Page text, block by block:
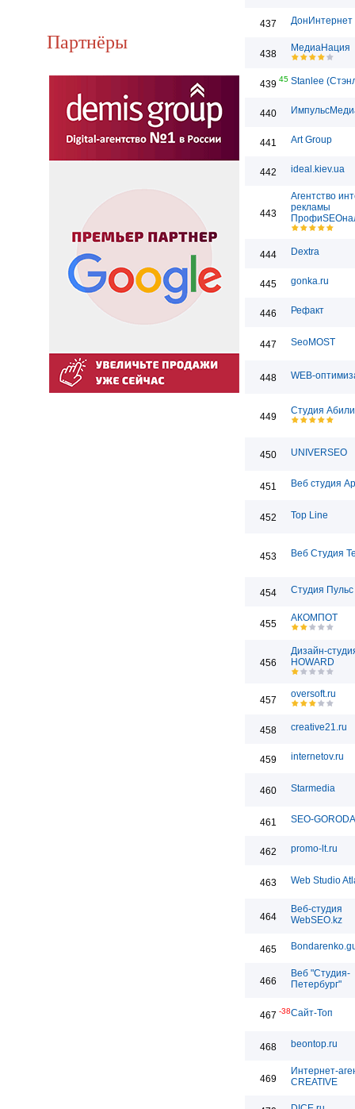
Партнёры
437 ДонИнтернет
438
МедиаНация
439 45 Stanlee
440
441 Art Group
442 ideal.kiev.ua
443
Агентство
рекламы
444 Dextra
445 gonka.ru
446 Рефакт
447 SeoMOST
448 WEB-
449
Студия
450 UNIVERSEO
451 Веб студия
452 Top Line
453 Веб Студия
454 Студия Пульс
455
АКОМПОТ
456
Дизайн-
HOWARD
457
oversoft.ru
458 creative21.ru
459 internetov.ru
460 Starmedia
461 SEO-GORODA
462 promo-lt.ru
463 Web Studio
464
Веб-студия
WebSEO.kz
465
466
Веб "Студия-
Петербург"
467 -38Сайт-Топ
468 beontop.ru
469
Интернет-
CREATIVE